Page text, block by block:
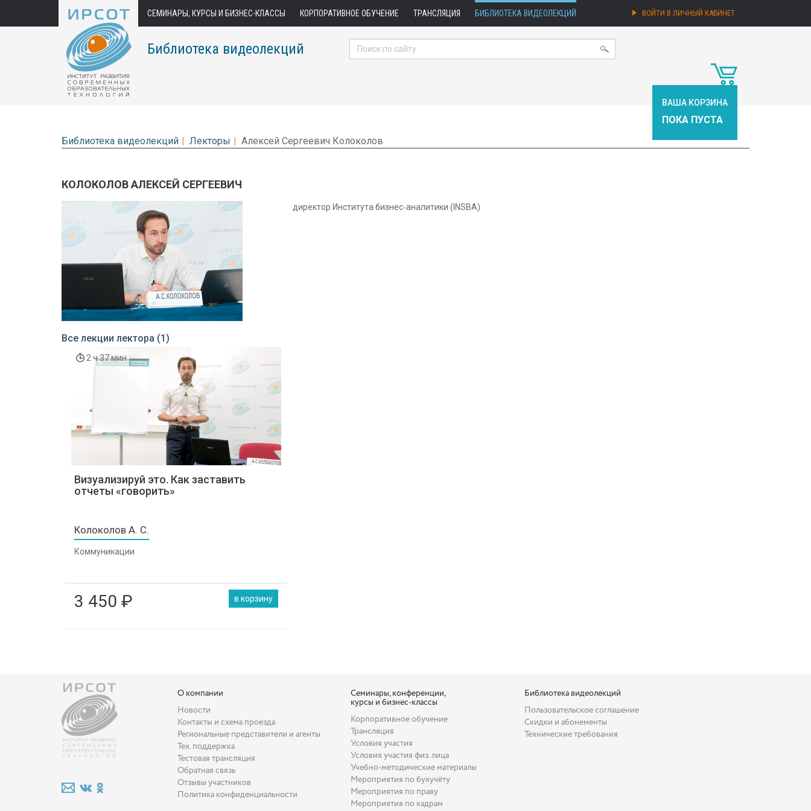
СЕМИНАРЫ, КУРСЫ И БИЗНЕС-КЛАССЫ КОРПОРАТИВНОЕ ОБУЧЕНИЕ ТРАНСЛЯЦИЯ БИБЛИОТЕКА ВИДЕОЛЕКЦИЙ ВОЙТИ В ЛИЧНЫЙ КАБИНЕТ
Библиотека видеолекций
ВАША КОРЗИНА
ПОКА ПУСТА
Библиотека видеолекций
Лекторы Алексей Сергеевич Колоколов
КОЛОКОЛОВ АЛЕКСЕЙ СЕРГЕЕВИЧ
директор Института бизнес‑аналитики (INSBA)
Все лекции лектора (1)
2 ч 37 мин
Визуализируй это. Как заставить
отчеты «говорить»
Колоколов А. С.
Коммуникации
3 450 ₽
О компании
Новости
Контакты и схема проезда
Региональные представители и агенты
Тех. поддержка
Тестовая трансляция
Обратная связь
Отзывы участников
Политика конфиденциальности
Семинары, конференции,
курсы и бизнес-классы
Корпоративное обучение
Трансляция
Условия участия
Условия участия физ. лица
Учебно-методические материалы
Мероприятия по бухучёту
Мероприятия по праву
Мероприятия по кадрам
Библиотека видеолекций
Пользовательское соглашение
Скидки и абонементы
Технические требования